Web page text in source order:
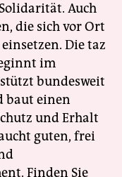
Auch
die sich vor Ort
Die taz
im
bundesweit
baut einen
und Erhalt
guten, frei
Finden Sie